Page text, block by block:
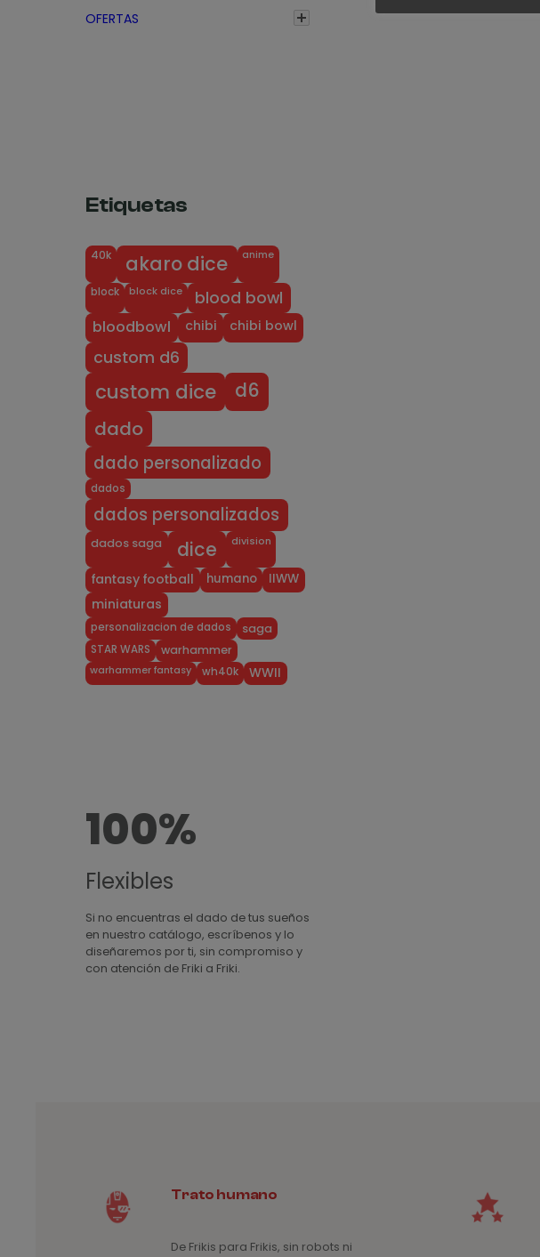
OFERTAS
Etiquetas
40k akaro dice anime
block block dice blood bowl
bloodbowl chibi chibi bowl
custom d6
custom dice
d6
dado
dado personalizado
dados
dados personalizados
dados saga dice division
fantasy football humano IIWW
miniaturas
personalizacion de dados saga
STAR WARS warhammer
warhammer fantasy wh40k WWII
100%
Flexibles
Si no encuentras el dado de tus sueños
en nuestro catálogo, escríbenos y lo
diseñaremos por ti, sin compromiso y
con atención de Friki a Friki.
Trato humano
De Frikis para Frikis, sin robots ni